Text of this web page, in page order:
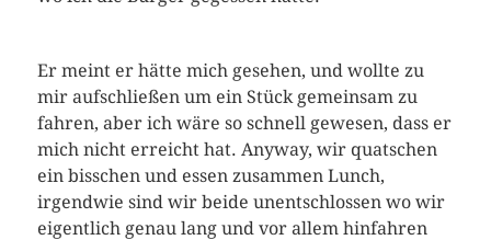
Er meint er hätte mich gesehen, und wollte zu
mir aufschließen um ein Stück gemeinsam zu
fahren, aber ich wäre so schnell gewesen, dass er
mich nicht erreicht hat. Anyway, wir quatschen
ein bisschen und essen zusammen Lunch,
irgendwie sind wir beide unentschlossen wo wir
eigentlich genau lang und vor allem hinfahren